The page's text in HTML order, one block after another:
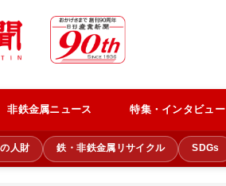
非鉄金属ニュース 特集・インタビュー
人財 鉄・非鉄金属リサイクル SDGs